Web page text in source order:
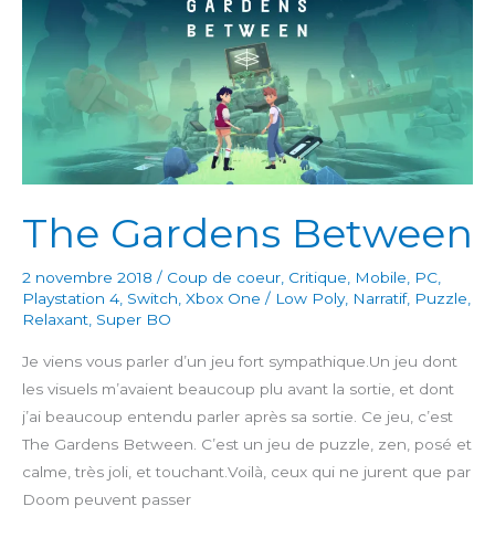
The Gardens Between
2 novembre 2018 / Coup de coeur Critique Mobile PC
Playstation 4 Switch Xbox One / Low Poly, Narratif, Puzzle
Relaxant Super BO
Je viens vous parler d’un jeu fort sympathique.Un jeu dont
les visuels m’avaient beaucoup plu avant la sortie, et dont
j’ai beaucoup entendu parler après sa sortie. Ce jeu, c’est
The Gardens Between. C’est un jeu de puzzle, zen, posé et
calme, très joli, et touchant.Voilà, ceux qui ne jurent que par
Doom peuvent passer